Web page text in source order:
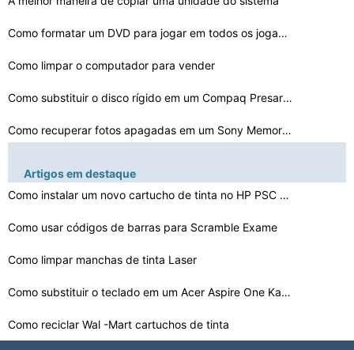
Como formatar um DVD para jogar em todos os jogadores
Como limpar o computador para vender
Como substituir o disco rígido em um Compaq Presario 5…
Como recuperar fotos apagadas em um Sony Memory Stick
A diferença entre o Spinpoint F1 e F3
O que são computador Signal Boosters
Como converter LP para MP3 grátis
Artigos em destaque
Como instalar um novo cartucho de tinta no HP PSC 1350 …
Como usar códigos de barras para Scramble Exame
Como limpar manchas de tinta Laser
Como substituir o teclado em um Acer Aspire One Kav60
Como reciclar Wal -Mart cartuchos de tinta